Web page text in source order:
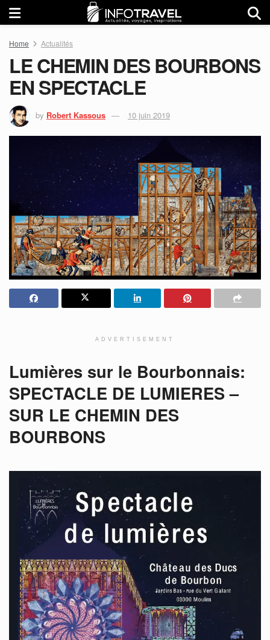
Home Actualités
LE CHEMIN DES BOURBONS
EN SPECTACLE
by Robert Kassous 10 juin 2019
ADVERTISEMENT
Lumières sur le Bourbonnais:
SPECTACLE DE LUMIERES –
SUR LE CHEMIN DES
BOURBONS